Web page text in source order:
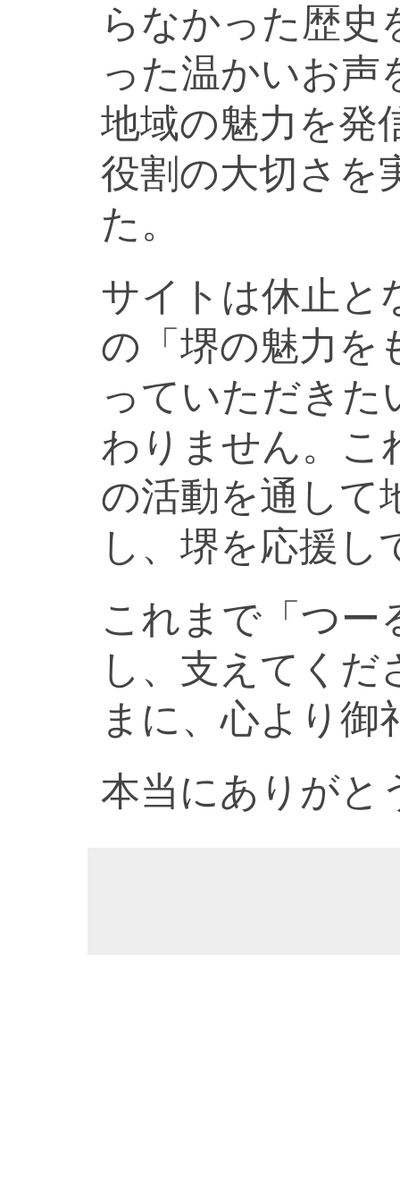
らなかった歴史
った温かいお声
地域の魅力を発
役割の大切さを
た。
サイトは休止と
の「堺の魅力を
っていただきた
わりません。こ
の活動を通して
し、堺を応援し
これまで「つー
し、支えてく
まに、心より御
本当にありがと